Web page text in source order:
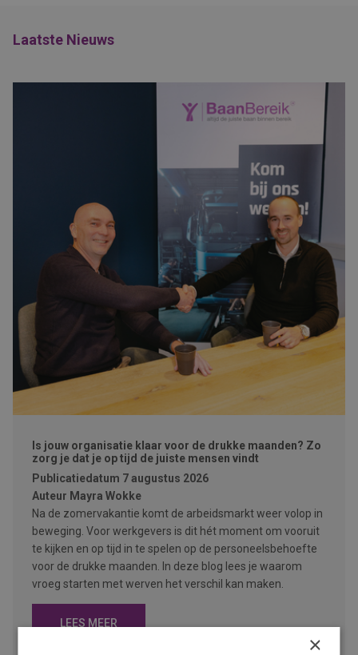
Laatste Nieuws
Is jouw organisatie klaar voor de drukke maanden? Zo
zorg je dat je op tijd de juiste mensen vindt
Publicatiedatum 7 augustus 2026
Auteur Mayra Wokke
Na de zomervakantie komt de arbeidsmarkt weer volop in
beweging. Voor werkgevers is dit hét moment om vooruit
te kijken en op tijd in te spelen op de personeelsbehoefte
voor de drukke maanden. In deze blog lees je waarom
vroeg starten met werven het verschil kan maken.
LEES MEER
×